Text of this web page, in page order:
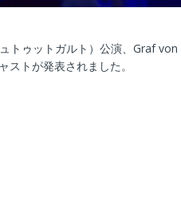
トゥットガルト）公演、Graf von
ストが発表されました。